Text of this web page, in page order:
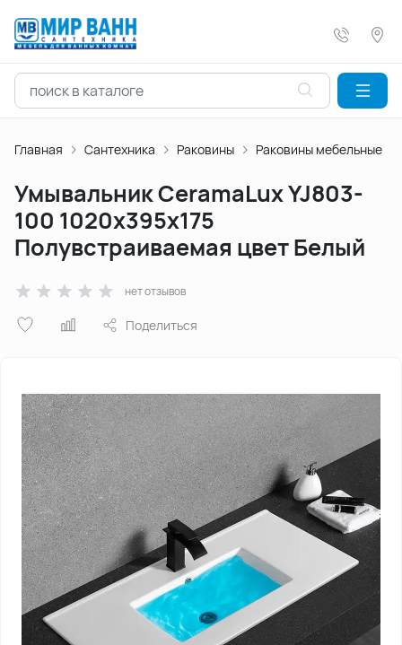
Главная Сантехника Раковины Раковины мебельные
Умывальник CeramaLux YJ803-
100 1020х395х175
Полувстраиваемая цвет Белый
нет отзывов
Поделиться